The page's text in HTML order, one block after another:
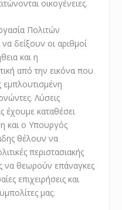
οικογένειες.
Πολιτών
δείξουν οι αριθμοί
και η
από την εικόνα που
εμπλουτισμένη
Λύσεις
έχουμε καταθέσει
και ο Υπουργός
θέλουν να
περιστασιακής
να θεωρούν επάναγκες
επιχειρήσεις και
μας.